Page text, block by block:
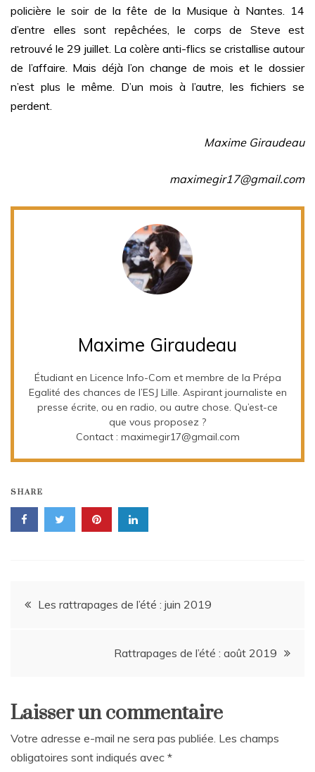
policière le soir de la fête de la Musique à Nantes. 14
d’entre elles sont repêchées, le corps de Steve est
retrouvé le 29 juillet. La colère anti-flics se cristallise autour
de l’affaire. Mais déjà l’on change de mois et le dossier
n’est plus le même. D’un mois à l’autre, les fichiers se
perdent.
Maxime Giraudeau
maximegir17@gmail.com
Maxime Giraudeau
Étudiant en Licence Info-Com et membre de la Prépa
Egalité des chances de l’ESJ Lille. Aspirant journaliste en
presse écrite, ou en radio, ou autre chose. Qu’est-ce
que vous proposez ?
Contact : maximegir17@gmail.com
SHARE
Navigation
Les rattrapages de l’été : juin 2019
Rattrapages de l’été : août 2019
Laisser un commentaire
Votre adresse e-mail ne sera pas publiée. Les champs
obligatoires sont indiqués avec *